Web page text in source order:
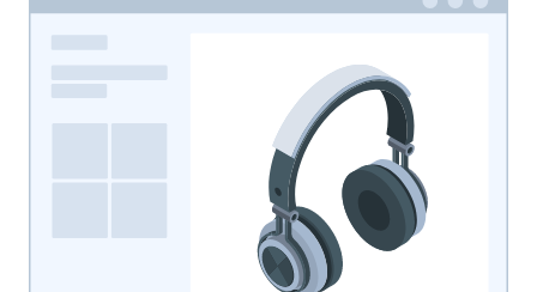
Zahlen Sie weniger, indem Sie den
Datenverkehr reduzieren
Komprimierte Bilder und
zwischengespeicherte Kopien der Bilder an
den Rändern reduzieren die gesamte
Datenmenge, die durch das CDN geht.